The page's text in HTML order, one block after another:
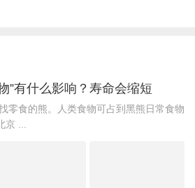
”有什么影响？寿命会缩短
零食的熊。人类食物可占到黑熊日常食物
...